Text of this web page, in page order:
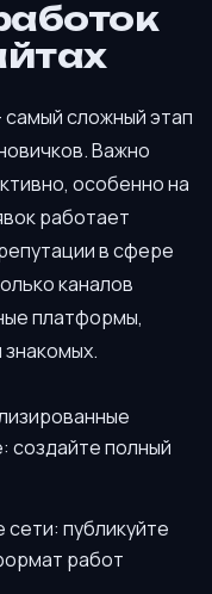
сложный этап
Важно
особенно на
работает
в сфере
каналов
платформы,
создайте полный
публикуйте
работ